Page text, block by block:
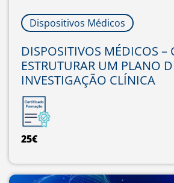
DISPOSITIVOS MÉDICOS –
ESTRUTURAR UM PLANO
INVESTIGAÇÃO CLÍNICA
Dispositivos Médicos
25€